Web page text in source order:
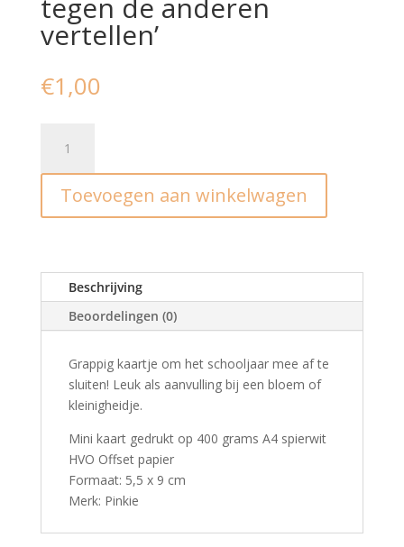
tegen de anderen
vertellen’
€1,00
kaart
'je
bent
de
ssst
niet
tegen
anderen
vertellen'
aantal
Toevoegen aan winkelwagen
Beschrijving
Beoordelingen (0)
Grappig kaartje om het schooljaar mee af te
sluiten! Leuk als aanvulling bij een bloem of
kleinigheidje.
Mini kaart gedrukt op 400 grams A4 spierwit
HVO Offset papier
Formaat: 5,5 x 9 cm
Merk: Pinkie